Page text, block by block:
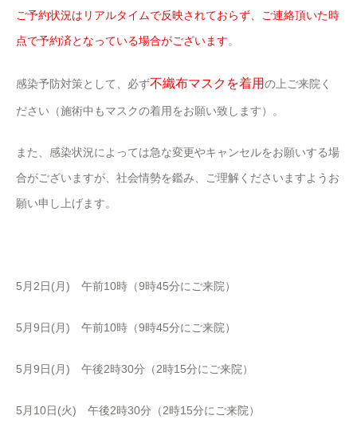
ご予約状況はリアルタイムで反映されておらず、ご連絡頂いた時
点で予約済となっている場合がございます。
感染予防対策として、必ず不織布マスクを着用の上ご来院く
ださい（施術中もマスクの着用をお願い致します）。
また、感染状況によっては急な変更やキャンセルをお願いする場
合がございますが、社会情勢を鑑み、ご理解くださいますようお
願い申し上げます。
5月2日(月) 午前10時（9時45分にご来院）
5月9日(月) 午前10時（9時45分にご来院）
5月9日(月) 午後2時30分（2時15分にご来院）
5月10日(火) 午後2時30分（2時15分にご来院）